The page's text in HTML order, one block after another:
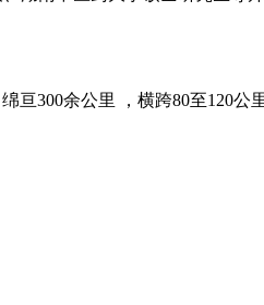
亘300余公里 ，横跨80至120公